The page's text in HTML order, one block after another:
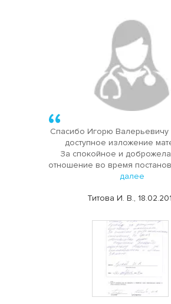
Спасибо Игорю Валерьевичу
доступное изложение
За спокойное и
отношение во время
далее
Титова И. В.,